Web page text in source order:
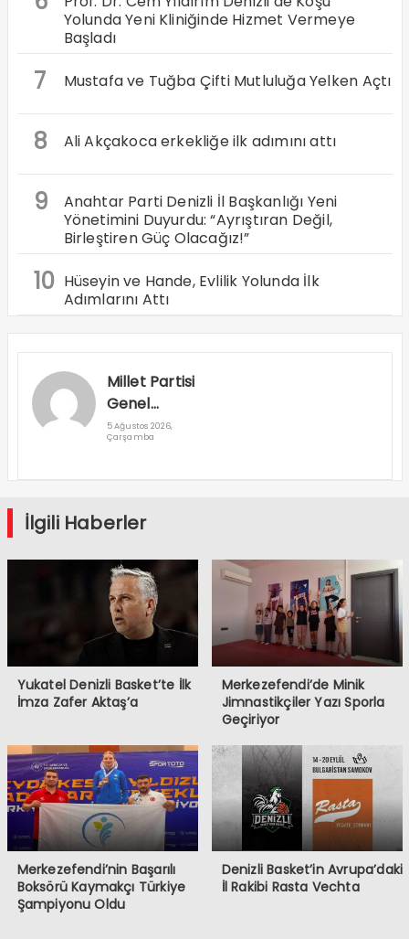
Yolunda Yeni Kliniğinde Hizmet Vermeye
Başladı
7 Mustafa ve Tuğba Çifti Mutluluğa Yelken Açtı
8 Ali Akçakoca erkekliğe ilk adımını attı
9
Anahtar Parti Denizli İl Başkanlığı Yeni
Yönetimini Duyurdu: “Ayrıştıran Değil,
Birleştiren Güç Olacağız!”
10 Hüseyin ve Hande, Evlilik Yolunda İlk
Adımlarını Attı
Millet Partisi
Genel
Başkanı
Cuma
Geliyor
5 Ağustos 2026,
Çarşamba
İlgili Haberler
Yukatel Denizli Basket’te İlk
İmza Zafer Aktaş’a
Merkezefendi’de Minik
Jimnastikçiler Yazı Sporla
Geçiriyor
Merkezefendi’nin Başarılı
Boksörü Kaymakçı Türkiye
Şampiyonu Oldu
Denizli Basket’in Avrupa’daki
İl Rakibi Rasta Vechta